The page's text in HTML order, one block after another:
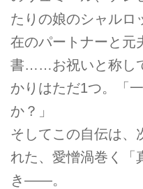
たりの娘のシャルロ
在のパートナーと元
書……お祝いと称し
かりはただ1つ。「
か？」
そしてこの自伝は、
れた、愛憎渦巻く「
き――。